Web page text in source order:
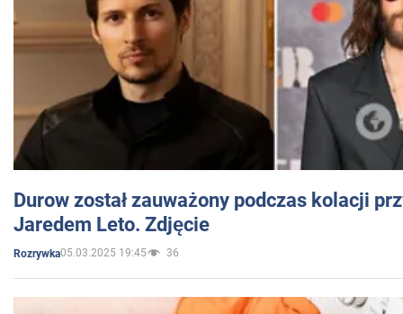
Durow został zauważony podczas kolacji
Jaredem Leto. Zdjęcie
Rozrywka05.03.2025 19:45 36